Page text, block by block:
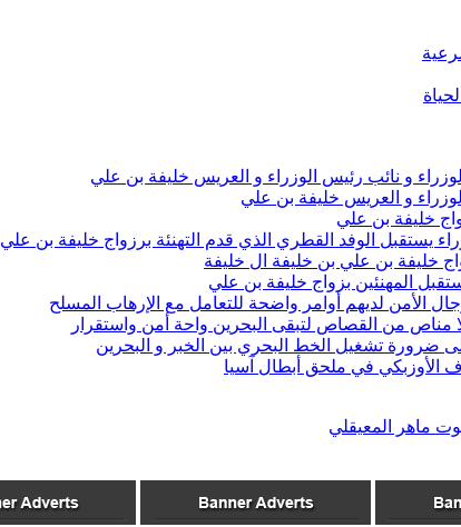
و نائب رئيس الوزراء و العريس خليفة بن علي
و العريس خليفة بن علي
خليفة بن علي
يستقبل الوفد القطري الذي قدم التهنئة برزواج خليفة بن علي
خليفة بن علي بن خليفة ال خليفة
المهنئين بزواج خليفة بن علي
الأمن لديهم أوامر واضحة للتعامل مع الإرهاب المسلح
مناص من القصاص لتبقى البحرين واحة أمن واستقرار
ضرورة تشغيل الخط البحري بين الخبر و البحرين
الأوزبكي في ملحق أبطال آسيا
ماهر المعيقلي